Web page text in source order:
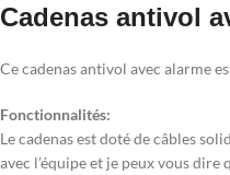
Cadenas antivol
Ce cadenas antivol avec alarme
Fonctionnalités:
Le cadenas est doté de câbles
avec l’équipe et je peux vous dire